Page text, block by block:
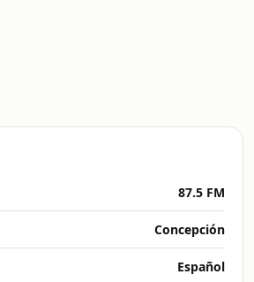
87.5 FM
Concepción
Español